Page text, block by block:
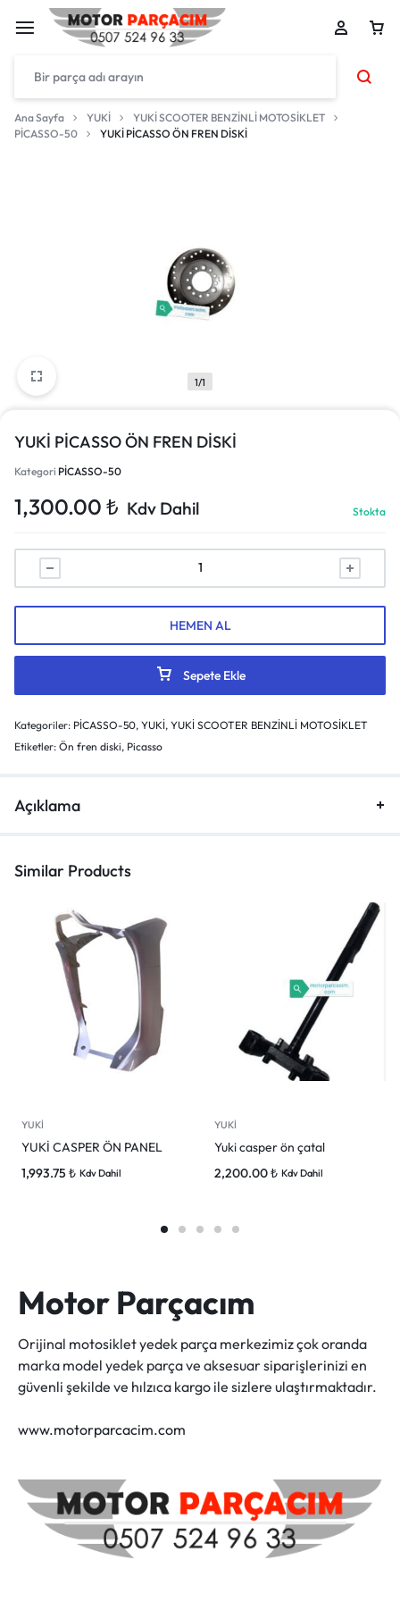
Ana Sayfa YUKİ
YUKİ SCOOTER BENZİNLİ MOTOSİKLET
PİCASSO-50
YUKİ PİCASSO ÖN FREN DİSKİ
1/1
YUKİ PİCASSO ÖN FREN DİSKİ
Kategori PİCASSO-50
1,300.00 ₺ Kdv Dahil Stokta
Sepete Ekle
HEMEN AL
Kategoriler: PİCASSO-50, YUKİ, YUKİ SCOOTER BENZİNLİ MOTOSİKLET
Etiketler: Ön fren diski, Picasso
Açıklama
Similar Products
YUKİ
YUKİ CASPER ÖN PANEL
1,993.75 ₺ Kdv Dahil
YUKİ
Yuki casper ön çatal
2,200.00₺ Kdv Dahil
Motor Parçacım
Orijinal motosiklet yedek parça merkezimiz çok oranda
marka model yedek parça ve aksesuar siparişlerinizi en
güvenli şekilde ve hılzıca kargo ile sizlere ulaştırmaktadır.
www.motorparcacim.com